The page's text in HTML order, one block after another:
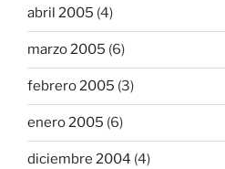
abril 2005 (4)
marzo 2005 (6)
febrero 2005 (3)
enero 2005 (6)
diciembre 2004 (4)